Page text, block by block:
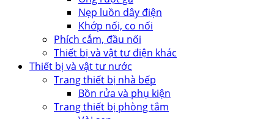
Nẹp luồn dây điện
Khớp nối, co nối
Phích cắm, đầu nối
Thiết bị và vật tư điện khác
Thiết bị và vật tư nước
Trang thiết bị nhà bếp
Bồn rửa và phụ kiện
Trang thiết bị phòng tắm